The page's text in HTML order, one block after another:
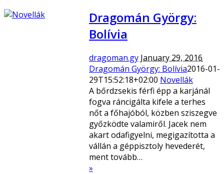
Dragomán György:
Bolívia
dragoman.gy January 29, 2016
Dragomán György: Bolívia2016-01-
29T15:52:18+02:00 Novellák
A bőrdzsekis férfi épp a karjánál
fogva ráncigálta kifele a terhes
nőt a főhajóból, közben sziszegve
győzködte valamiről. Jacek nem
akart odafigyelni, megigazította a
vállán a géppisztoly hevederét,
ment tovább…
»